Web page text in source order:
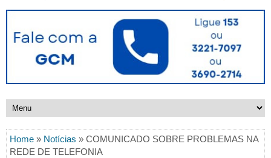
Home » Notícias » COMUNICADO SOBRE PROBLEMAS NA
REDE DE TELEFONIA